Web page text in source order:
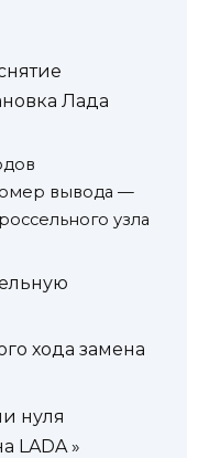
Лада
вывода —
узла
хода замена
нуля
LADA »